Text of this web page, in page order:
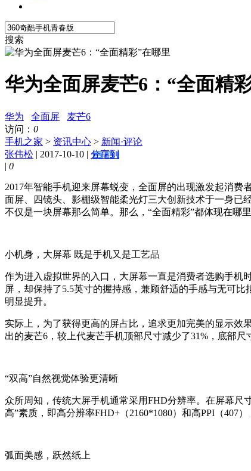
搜索
华为全面屏麦芒6：“全面精
华为 全面屏
麦芒6
访问： 0
手机之家 > 资讯中心 > 新闻·评论
张伟松 | 2017-10-10 | 分享到
| 0
2017年智能手机迎来屏幕蜕变，全面屏的出现激发起消
面屏、四镜头、影棚级智能柔光灯三大创新技术于一身已
不仅是一块屏幕那么简单。那么，“全面精彩”都体现在哪
小机身，大屏幕 既是手机又是工艺品
作为进入虚拟世界的入口，大屏幕一直是消费者选购手机
屏，却保持了5.5英寸的握持感，兼顾舒适的手感与无可
明显提升。
实际上，为了获得更高的屏占比，追求更加完美的显示效
出的麦芒6，较上代麦芒手机顶部尺寸减少了31%，底部
“双高”自然视觉体验更清晰
众所周知，传统大屏手机通常采用FHD分辨率。在屏幕尺
高”素质，即高分辨率FHD+（2160*1080）和高PPI（407
弧面美感，跃然纸上